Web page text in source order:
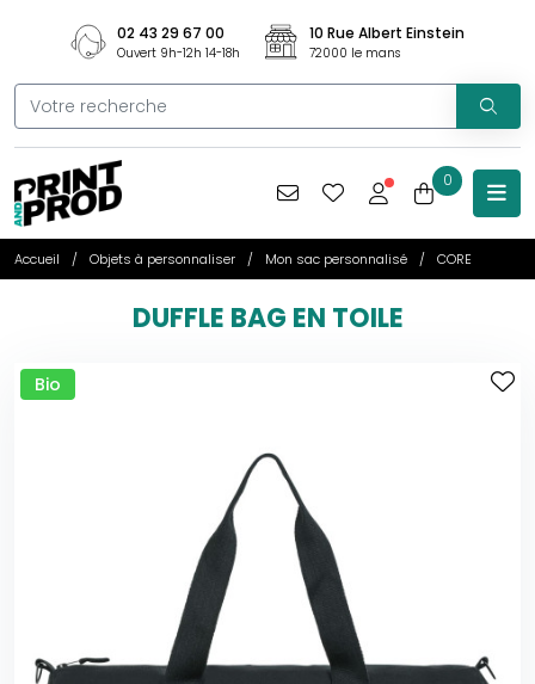
02 43 29 67 00
Ouvert 9h-12h 14-18h
10 Rue Albert Einstein
72000 le mans
0
Accueil Objets à personnaliser Mon sac personnalisé CORE
DUFFLE BAG EN TOILE
Bio